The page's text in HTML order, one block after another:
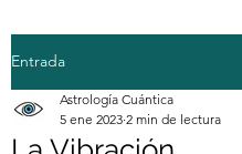
Entrada
Astrología Cuántica
5 ene 2023 2 min de lectura